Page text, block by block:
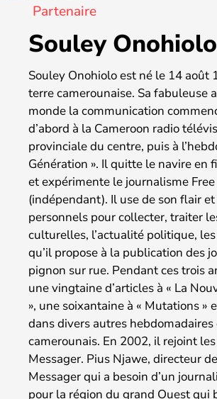
Partenaire
Souley Onohiolo
Souley Onohiolo est né le 14 août
terre camerounaise. Sa fabuleuse
monde la communication
d’abord à la Cameroon radio
provinciale du centre, puis à
Génération ». Il quitte le navire en
et expérimente le journalisme Free
(indépendant). Il use de son flair
personnels pour collecter, traiter
culturelles, l’actualité politique,
qu’il propose à la publication des
pignon sur rue. Pendant ces trois
une vingtaine d’articles à « La
», une soixantaine à « Mutations »
dans divers autres
camerounais. En 2002, il rejoint
Messager. Pius Njawe, directeur
Messager qui a besoin d’un
pour la région du grand Ouest qui